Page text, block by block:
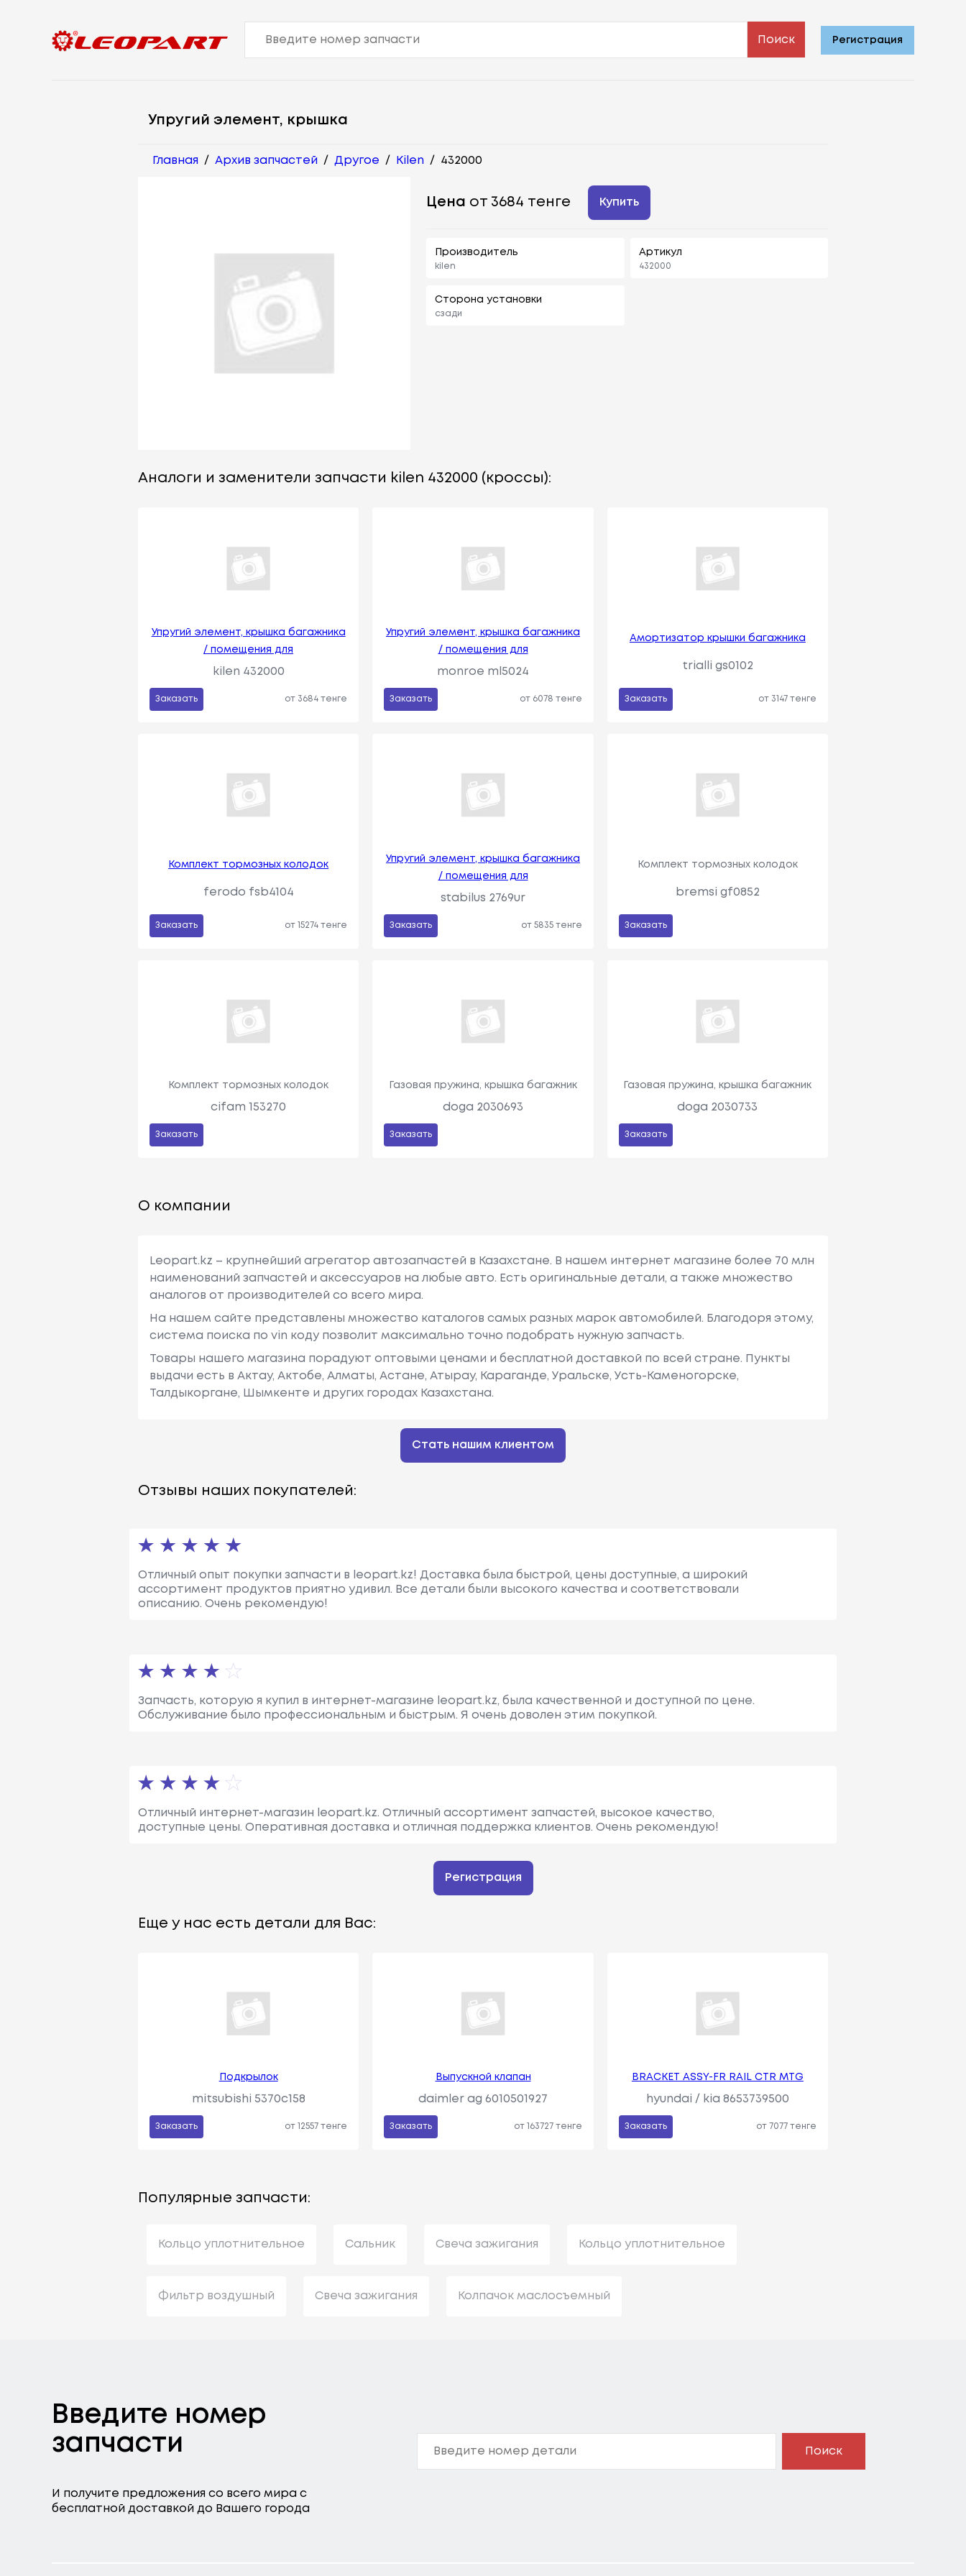
Поиск Регистрация
Упругий элемент, крышка
Главная / Архив запчастей / Другое / Kilen / 432000
Цена от 3684 тенге Купить
Производитель
kilen
Артикул
432000
Сторона установки
сзади
Аналоги и заменители запчасти kilen 432000 (кроссы):
Упругий элемент, крышка багажника
/ помещения для
kilen 432000
Заказать от 3684 тенге
Упругий элемент, крышка багажника
/ помещения для
monroe ml5024
Заказать от 6078 тенге
Амортизатор крышки багажника
trialli gs0102
Заказать от 3147 тенге
Комплект тормозных колодок
ferodo fsb4104
Заказать от 15274 тенге
Упругий элемент, крышка багажника
/ помещения для
stabilus 2769ur
Заказать от 5835 тенге
Комплект тормозных колодок
bremsi gf0852
Заказать
Комплект тормозных колодок
cifam 153270
Заказать
Газовая пружина, крышка багажник
doga 2030693
Заказать
Газовая пружина, крышка багажник
doga 2030733
Заказать
О компании
Leopart.kz – крупнейший агрегатор автозапчастей в Казахстане. В нашем интернет магазине более 70 млн
наименований запчастей и аксессуаров на любые авто. Есть оригинальные детали, а также множество
аналогов от производителей со всего мира.
На нашем сайте представлены множество каталогов самых разных марок автомобилей. Благодоря этому,
система поиска по vin коду позволит максимально точно подобрать нужную запчасть.
Товары нашего магазина порадуют оптовыми ценами и бесплатной доставкой по всей стране. Пункты
выдачи есть в Актау, Актобе, Алматы, Астане, Атырау, Караганде, Уральске, Усть-Каменогорске,
Талдыкоргане, Шымкенте и других городах Казахстана.
Стать нашим клиентом
Отзывы наших покупателей:
Отличный опыт покупки запчасти в leopart.kz! Доставка была быстрой, цены доступные, а широкий
ассортимент продуктов приятно удивил. Все детали были высокого качества и соответствовали
описанию. Очень рекомендую!
Запчасть, которую я купил в интернет-магазине leopart.kz, была качественной и доступной по цене.
Обслуживание было профессиональным и быстрым. Я очень доволен этим покупкой.
Отличный интернет-магазин leopart.kz. Отличный ассортимент запчастей, высокое качество,
доступные цены. Оперативная доставка и отличная поддержка клиентов. Очень рекомендую!
Регистрация
Еще у нас есть детали для Вас:
Подкрылок
mitsubishi 5370c158
Заказать от 12557 тенге
Выпускной клапан
daimler ag 6010501927
Заказать от 163727 тенге
BRACKET ASSY-FR RAIL CTR MTG
hyundai / kia 8653739500
Заказать от 7077 тенге
Популярные запчасти:
Кольцо уплотнительное Сальник Свеча зажигания Кольцо уплотнительное
Фильтр воздушный Свеча зажигания Колпачок маслосъемный
Введите номер
запчасти
И получите предложения со всего мира с
бесплатной доставкой до Вашего города
Поиск